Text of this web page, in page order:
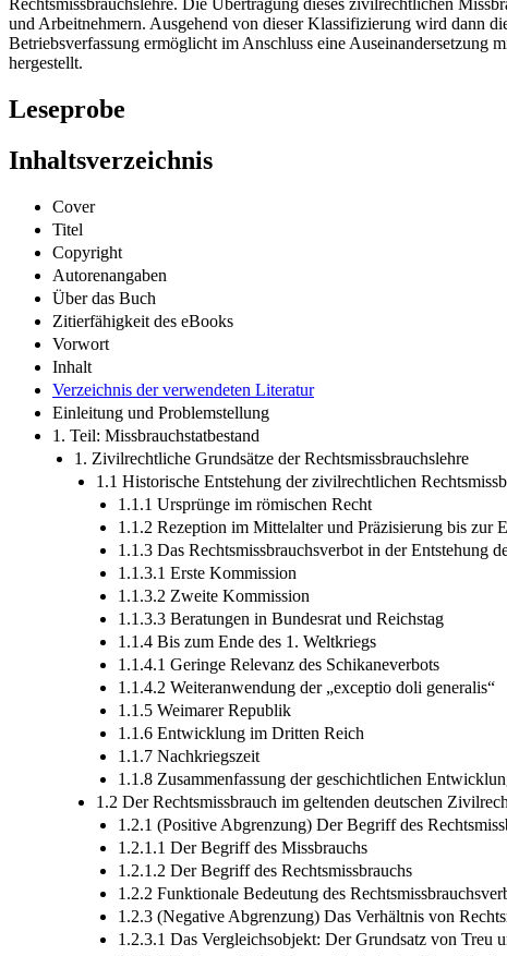
Rechtsmissbrauchslehre. Die Übertragung dieses zivilrechtlichen
und Arbeitnehmern. Ausgehend von dieser Klassifizierung wird dann
Betriebsverfassung ermöglicht im Anschluss eine Auseinandersetzung
hergestellt.
Leseprobe
Inhaltsverzeichnis
Cover
Titel
Copyright
Autorenangaben
Über das Buch
Zitierfähigkeit des eBooks
Vorwort
Inhalt
Verzeichnis der verwendeten Literatur
Einleitung und Problemstellung
1. Teil: Missbrauchstatbestand
1. Zivilrechtliche Grundsätze der Rechtsmissbrauchslehre
1.1 Historische Entstehung der zivilrechtlichen
1.1.1 Ursprünge im römischen Recht
1.1.2 Rezeption im Mittelalter und Präzisierung bis zur
1.1.3 Das Rechtsmissbrauchsverbot in der Entstehung
1.1.3.1 Erste Kommission
1.1.3.2 Zweite Kommission
1.1.3.3 Beratungen in Bundesrat und Reichstag
1.1.4 Bis zum Ende des 1. Weltkriegs
1.1.4.1 Geringe Relevanz des Schikaneverbots
1.1.4.2 Weiteranwendung der „exceptio doli generalis“
1.1.5 Weimarer Republik
1.1.6 Entwicklung im Dritten Reich
1.1.7 Nachkriegszeit
1.1.8 Zusammenfassung der geschichtlichen
1.2 Der Rechtsmissbrauch im geltenden deutschen
1.2.1 (Positive Abgrenzung) Der Begriff des
1.2.1.1 Der Begriff des Missbrauchs
1.2.1.2 Der Begriff des Rechtsmissbrauchs
1.2.2 Funktionale Bedeutung des
1.2.3 (Negative Abgrenzung) Das Verhältnis von
1.2.3.1 Das Vergleichsobjekt: Der Grundsatz von Treu